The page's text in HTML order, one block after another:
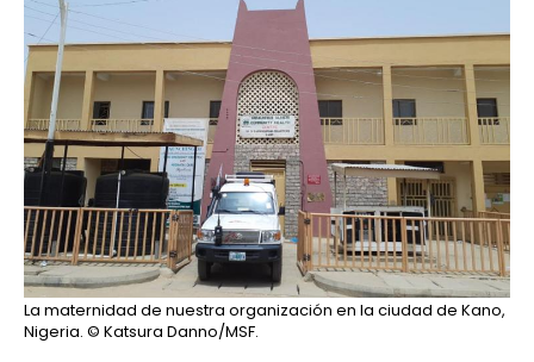
La maternidad de nuestra organización en la ciudad de Kano,
Nigeria. © Katsura Danno/MSF.